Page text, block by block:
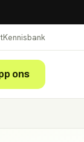
Kennisbank
ons